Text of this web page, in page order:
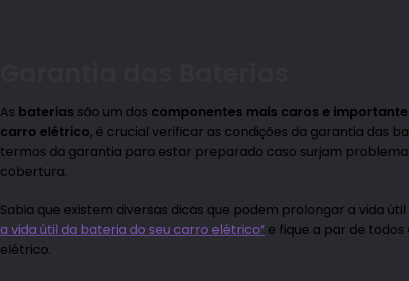
As baterias são um dos componentes mais caros e
carro elétrico, é crucial verificar as condições da garantia das
termos da garantia para estar preparado caso surjam
cobertura.
Sabia que existem diversas dicas que podem prolongar a vida
a vida útil da bateria do seu carro elétrico” e fique a par de
elétrico.